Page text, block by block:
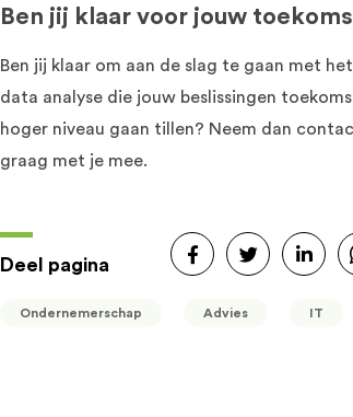
Ben jij klaar voor jouw
Ben jij klaar om aan de slag te gaan met
data analyse die jouw beslissingen
hoger niveau gaan tillen? Neem dan
graag met je mee.
Deel pagina
Ondernemerschap Advies IT